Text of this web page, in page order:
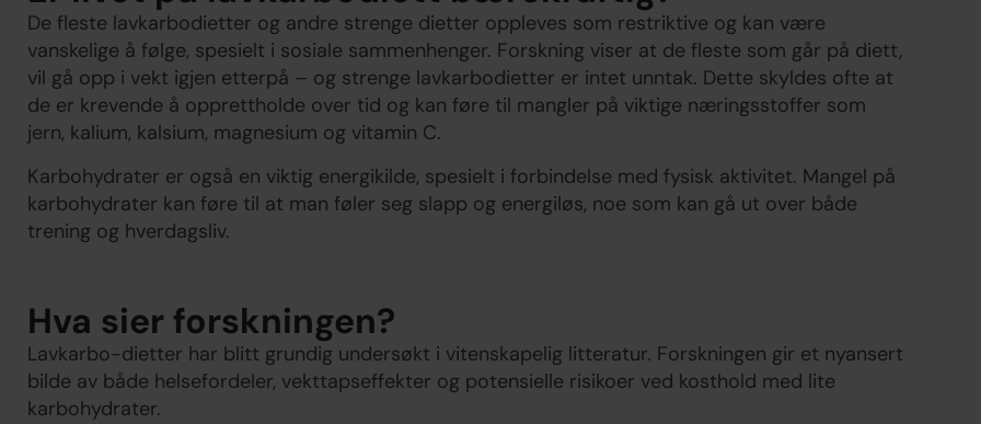
De fleste lavkarbodietter og andre strenge dietter oppleves som restriktive og kan være
vanskelige å følge, spesielt i sosiale sammenhenger. Forskning viser at de fleste som går på diett,
vil gå opp i vekt igjen etterpå – og strenge lavkarbodietter er intet unntak. Dette skyldes ofte at
de er krevende å opprettholde over tid og kan føre til mangler på viktige næringsstoffer som
jern, kalium, kalsium, magnesium og vitamin C.
Karbohydrater er også en viktig energikilde, spesielt i forbindelse med fysisk aktivitet. Mangel på
karbohydrater kan føre til at man føler seg slapp og energiløs, noe som kan gå ut over både
trening og hverdagsliv.
Hva sier forskningen?
Lavkarbo-dietter har blitt grundig undersøkt i vitenskapelig litteratur. Forskningen gir et nyansert
bilde av både helsefordeler, vekttapseffekter og potensielle risikoer ved kosthold med lite
karbohydrater.